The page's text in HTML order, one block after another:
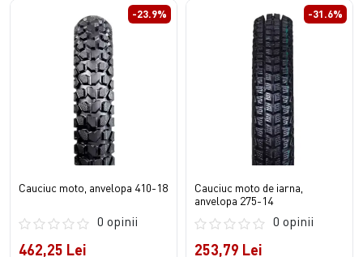
-23.9%
Cauciuc moto, anvelopa 410-18
0 opinii
462,25 Lei
-31.6%
Cauciuc moto de iarna,
anvelopa 275-14
0 opinii
253,79 Lei